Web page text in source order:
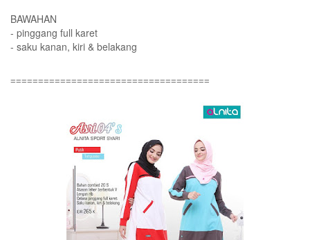
BAWAHAN
- pinggang full karet
- saku kanan, kiri & belakang
====================================